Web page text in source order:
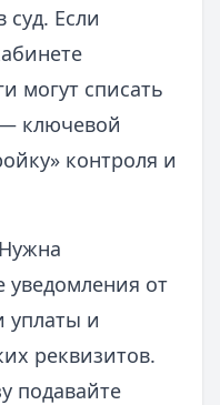
Если
могут списать
ключевой
контроля и
уведомления от
уплаты и
реквизитов.
подавайте